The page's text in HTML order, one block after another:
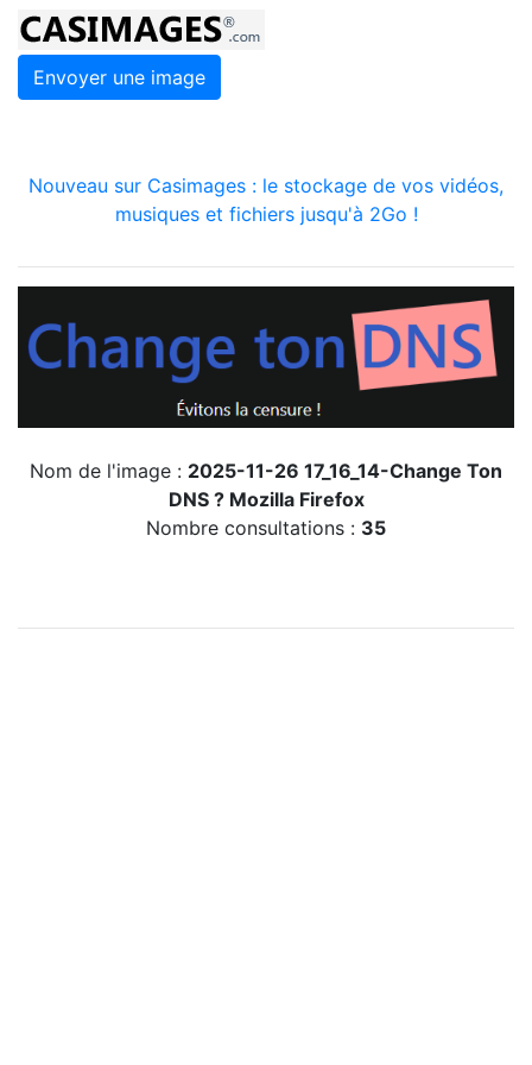
Envoyer une image
Nouveau sur Casimages : le stockage de vos vidéos,
musiques et fichiers jusqu'à 2Go !
Nom de l'image : 2025-11-26 17_16_14-Change Ton
DNS ? Mozilla Firefox
Nombre consultations : 35